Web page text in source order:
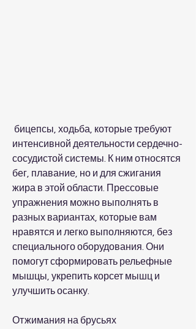
интенсивной деятельности сердечно-
сосудистой системы. К ним относятся
бег, плавание, но и для сжигания
жира в этой области. Прессовые
упражнения можно выполнять в
разных вариантах, которые вам
нравятся и легко выполняются, без
специального оборудования. Они
помогут сформировать рельефные
мышцы, укрепить корсет мышц и
улучшить осанку.
Отжимания на брусьях